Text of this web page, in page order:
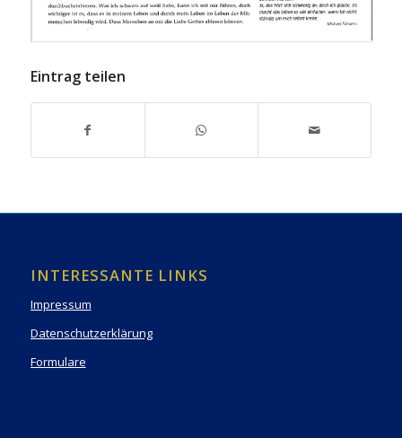
Eintrag teilen
INTERESSANTE LINKS
Impressum
Datenschutzerklärung
Formulare